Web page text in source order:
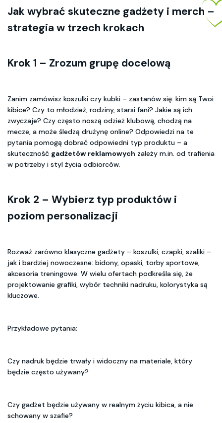
Jak wybrać skuteczne gadżety i merch –
strategia w trzech krokach
Krok 1 – Zrozum grupę docelową
Zanim zamówisz koszulki czy kubki – zastanów się: kim są Twoi
kibice? Czy to młodzież, rodziny, starsi fani? Jakie są ich
zwyczaje? Czy często noszą odzież klubową, chodzą na
mecze, a może śledzą drużynę online? Odpowiedzi na te
pytania pomogą dobrać odpowiedni typ produktu – a
skuteczność gadżetów reklamowych zależy m.in. od trafienia
w potrzeby i styl życia odbiorców.
Krok 2 – Wybierz typ produktów i
poziom personalizacji
Rozważ zarówno klasyczne gadżety – koszulki, czapki, szaliki –
jak i bardziej nowoczesne: bidony, opaski, torby sportowe,
akcesoria treningowe. W wielu ofertach podkreśla się, że
projektowanie grafiki, wybór techniki nadruku, kolorystyka są
kluczowe.
Przykładowe pytania:
Czy nadruk będzie trwały i widoczny na materiale, który
będzie często używany?
Czy gadżet będzie używany w realnym życiu kibica, a nie
schowany w szafie?